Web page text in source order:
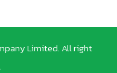
Limited. All right